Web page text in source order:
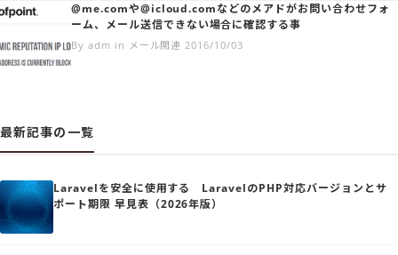
@me.comや@icloud.comなどのメアドがお問い合わせフォ
ーム、メール送信できない場合に確認する事
By adm in メール関連 2016/10/03
最新記事の一覧
Laravelを安全に使用する LaravelのPHP対応バージョンとサ
ポート期限 早見表（2026年版）